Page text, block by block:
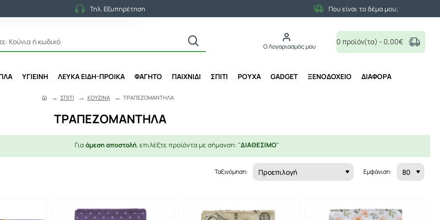
Τηλ. Εξυπηρέτηση Που είναι το δέμα μου;
Ο Λογαριασμός μου
0 προϊόν(τα) - 0,00€
ΥΓΙΕΙΝΗ ΛΕΥΚΑ ΕΙΔΗ-ΠΡΟΙΚΑ ΦΑΓΗΤΟ ΠΑΙΧΝΙΔΙ ΣΠΙΤΙ ΡΟΥΧΑ GADGET ΞΕΝΟΔΟΧΕΙΟ ΔΙΑΦΟΡΑ
ΤΡΑΠΕΖΟΜΑΝΤΗΛΑ
ΣΠΙΤΙ ΚΟΥΖΙΝΑ ΤΡΑΠΕΖΟΜΑΝΤΗΛΑ
Για άμεση αποστολή, επιλέξτε προϊόντα με σήμανση: "ΔΙΑΘΕΣΙΜΟ"
Ταξινόμηση: Εμφάνιση: